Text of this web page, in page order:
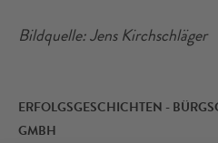
Bildquelle: Jens Kirchschläger
ERFOLGSGESCHICHTEN -
GMBH